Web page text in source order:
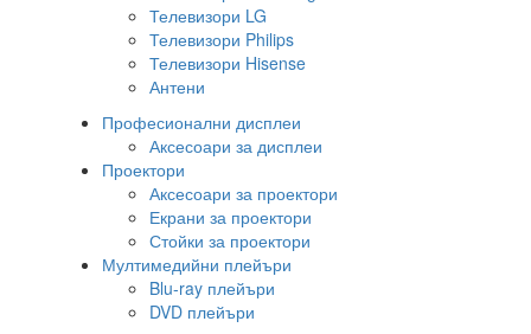
Телевизори LG
Телевизори Philips
Телевизори Hisense
Антени
Професионални дисплеи
Аксесоари за дисплеи
Проектори
Аксесоари за проектори
Екрани за проектори
Стойки за проектори
Мултимедийни плейъри
Blu-ray плейъри
DVD плейъри